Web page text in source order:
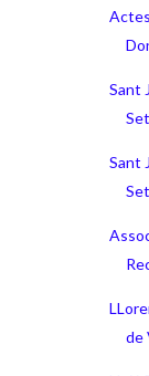
Sant
Sant
de